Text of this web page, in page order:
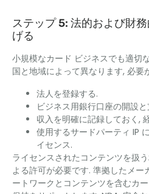
ステップ 5: 法的および財
げる
小規模なカード ビジネスでも適切
国と地域によって異なります, 必要
法人を登録する.
ビジネス用銀行口座の開設
収入を明確に記録しておく,
使用するサードパーティ IP
イセンス.
ライセンスされたコンテンツを扱
よる許可が必要です. 準拠したメー
ートワークとコンテンツを含むカ